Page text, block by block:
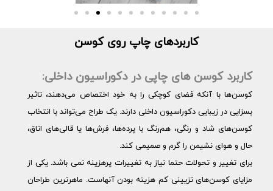
کاربردهای چاپ روی کوسن
کاربرد کوسن های چاپی در دکوراسیون داخلی:
کوسن‌ها با آنکه فضای کوچکی را به خود اختصاص می‌دهند، تاثیر
بسزایی در زیبایی دکوراسیون داخلی دارند. یک طراح می‌تواند با انتخاب
کوسن‌های شاد و رنگی، هم‌رنگ با پرده‌ها، فرش‌ها یا قالی‌های اتاق،
حال و هوای نشیمن را گرم و صمیمی کند.
برای تغییر و تحولات حتما نیاز به تغییرات پرهزینه نمی باشد. یکی از
مزایای کوسن‌های تزیینی کم هزینه بودن آنهاست. ماهرترین طراحان